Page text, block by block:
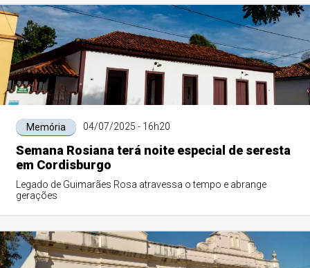
Memória 04/07/2025 - 16h20
Semana Rosiana terá noite especial de seresta
em Cordisburgo
Legado de Guimarães Rosa atravessa o tempo e abrange
gerações